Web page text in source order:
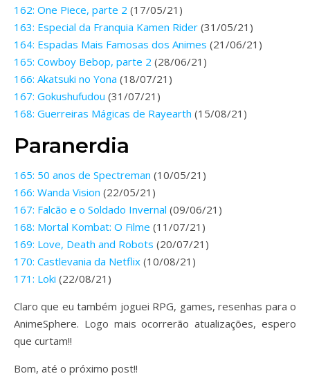
162: One Piece, parte 2 (17/05/21)
163: Especial da Franquia Kamen Rider (31/05/21)
164: Espadas Mais Famosas dos Animes (21/06/21)
165: Cowboy Bebop, parte 2 (28/06/21)
166: Akatsuki no Yona (18/07/21)
167: Gokushufudou (31/07/21)
168: Guerreiras Mágicas de Rayearth (15/08/21)
Paranerdia
165: 50 anos de Spectreman (10/05/21)
166: Wanda Vision (22/05/21)
167: Falcão e o Soldado Invernal (09/06/21)
168: Mortal Kombat: O Filme (11/07/21)
169: Love, Death and Robots (20/07/21)
170: Castlevania da Netflix (10/08/21)
171: Loki (22/08/21)
Claro que eu também joguei RPG, games, resenhas para o
AnimeSphere. Logo mais ocorrerão atualizações, espero
que curtam!!
Bom, até o próximo post!!